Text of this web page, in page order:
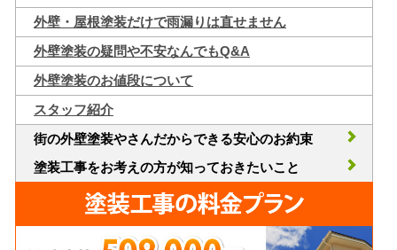
外壁・屋根塗装だけで雨漏りは直せません
外壁塗装の疑問や不安なんでもQ&A
外壁塗装のお値段について
スタッフ紹介
街の外壁塗装やさんだからできる安心のお約束
塗装工事をお考えの方が知っておきたいこと